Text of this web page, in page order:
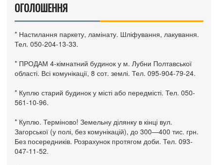
ОГОЛОШЕННЯ
* Настилання паркету, ламінату. Шліфування, лакування.
Тел. 050-204-13-33.
* ПРОДАМ 4-кімнатний будинок у м. Лубни Полтавської
області. Всі комунікації, 8 сот. землі. Тел. 095-904-79-24.
* Куплю старий будинок у місті або передмісті. Тел. 050-
561-10-96.
* Куплю. Терміново! Земельну ділянку в кінці вул.
Загорської (у полі, без комунікацій), до 300—400 тис. грн.
Без посередників. Розрахунок протягом доби. Тел. 093-
047-11-52.